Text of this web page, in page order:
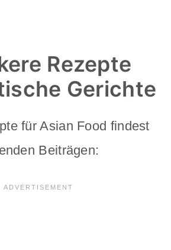
Rezepte
Gerichte
für Asian Food findest
Beiträgen: